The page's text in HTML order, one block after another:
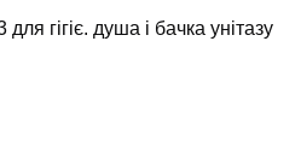
гігіє. душа і бачка унітазу